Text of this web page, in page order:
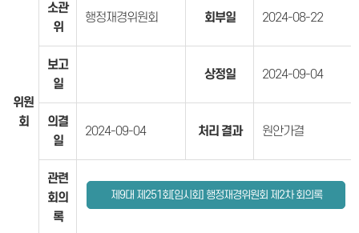
위원
회
소관
위
행정재경위원회 회부일 2024-08-22
보고
일
상정일 2024-09-04
의결
일
2024-09-04 처리 결과 원안가결
관련
회의
록
제9대 제251회[임시회] 행정재경위원회 제2차 회의록